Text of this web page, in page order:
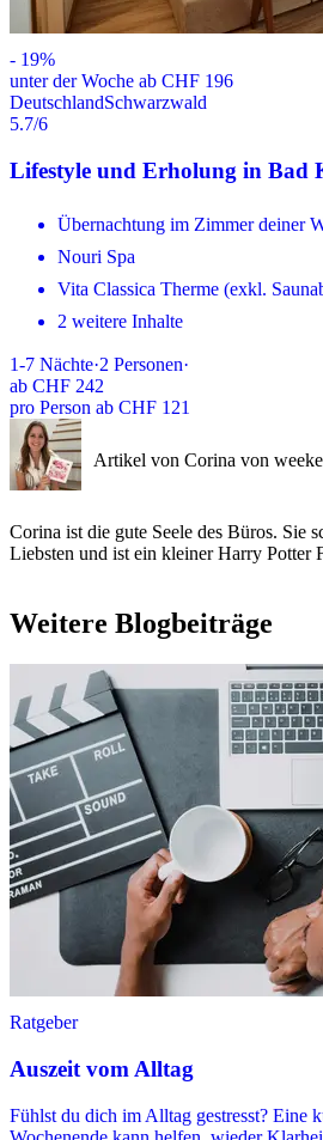
- 19%
unter der Woche ab CHF 196
DeutschlandSchwarzwald
5.7/6
Lifestyle und Erholung in Bad
Übernachtung im Zimmer deiner
Nouri Spa
Vita Classica Therme (exkl.
2 weitere Inhalte
1-7 Nächte·2 Personen·
ab CHF 242
pro Person ab CHF 121
Artikel von Corina von
Corina ist die gute Seele des Büros. Sie
Liebsten und ist ein kleiner Harry Potter
Weitere Blogbeiträge
Ratgeber
Auszeit vom Alltag
Fühlst du dich im Alltag gestresst? Eine